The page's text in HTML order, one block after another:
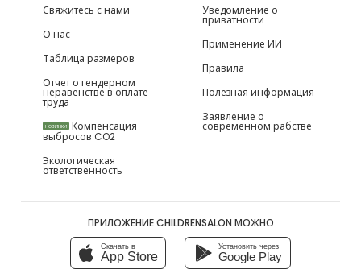
Свяжитесь с нами
О нас
Таблица размеров
Отчет о гендерном
неравенстве в оплате
труда
НОВИНКИ Компенсация
выбросов CO2
Экологическая
ответственность
Уведомление о
приватности
Применение ИИ
Правила
Полезная информация
Заявление о
современном рабстве
ПРИЛОЖЕНИЕ CHILDRENSALON МОЖНО
Скачать в
App Store
Установить через
Google Play